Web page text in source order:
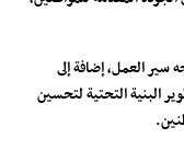
سير العمل، إضافة إلى
البنية التحتية لتحسين